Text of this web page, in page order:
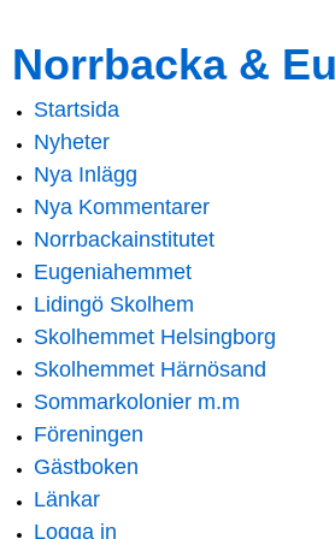
main
content
navigation
Norrbacka &
Main menu
Startsida
Nyheter
Nya Inlägg
Nya Kommentarer
Norrbackainstitutet
Eugeniahemmet
Lidingö Skolhem
Skolhemmet Helsingborg
Skolhemmet Härnösand
Sommarkolonier m.m
Föreningen
Gästboken
Länkar
Logga in